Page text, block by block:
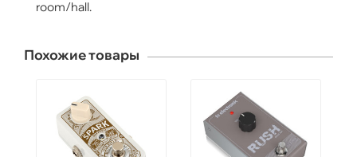
room/hall.
Похожие товары